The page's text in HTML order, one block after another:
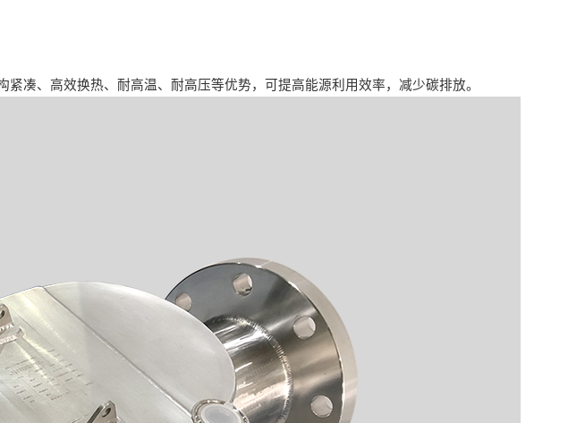
凑、高效换热、耐高温、耐高压等优势，可提高能源利用效率，减少碳排放。